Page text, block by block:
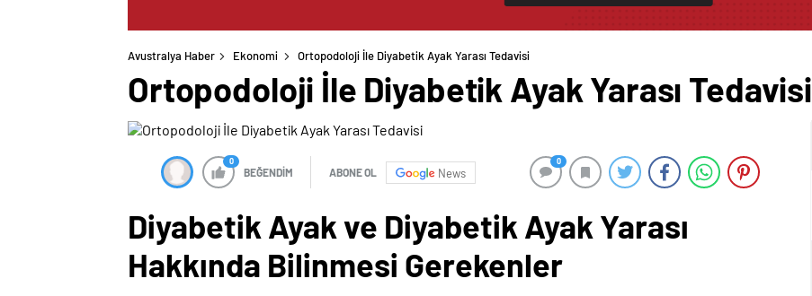
Avustralya Haber Ekonomi Ortopodoloji İle Diyabetik Ayak Yarası Tedavisi
Ortopodoloji İle Diyabetik Ayak Yarası Tedavisi
0
BEĞENDİM ABONE OL News
0
Diyabetik Ayak ve Diyabetik Ayak Yarası
Hakkında Bilinmesi Gerekenler